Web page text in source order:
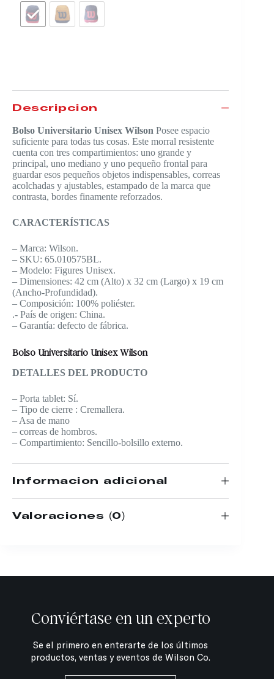
Descripción
Bolso Universitario Unisex Wilson Posee espacio
suficiente para todas tus cosas. Este morral resistente
cuenta con tres compartimientos: uno grande y
principal, uno mediano y uno pequeño frontal para
guardar esos pequeños objetos indispensables, correas
acolchadas y ajustables, estampado de la marca que
contrasta, bordes finamente reforzados.
CARACTERÍSTICAS
– Marca: Wilson.
– SKU: 65.010575BL.
– Modelo: Figures Unisex.
– Dimensiones: 42 cm (Alto) x 32 cm (Largo) x 19 cm
(Ancho-Profundidad).
– Composición: 100% poliéster.
.- País de origen: China.
– Garantía: defecto de fábrica.
Bolso Universitario Unisex Wilson
DETALLES DEL PRODUCTO
– Porta tablet: Sí.
– Tipo de cierre : Cremallera.
– Asa de mano
– correas de hombros.
– Compartimiento: Sencillo-bolsillo externo.
Información adicional
Valoraciones (0)
Conviértase en un experto
Se el primero en enterarte de los últimos
productos, ventas y eventos de Wilson Co.